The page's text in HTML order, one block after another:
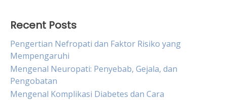
Recent Posts
Pengertian Nefropati dan Faktor Risiko yang
Mempengaruhi
Mengenal Neuropati: Penyebab, Gejala, dan
Pengobatan
Mengenal Komplikasi Diabetes dan Cara